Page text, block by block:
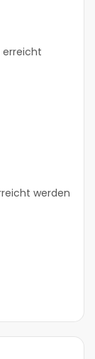
erreicht
werden